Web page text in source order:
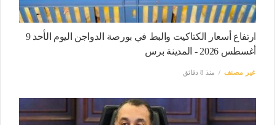
ارتفاع أسعار الكتاكيت والبط في بورصة الدواجن اليوم الأحد 9
أغسطس 2026 - المدينة برس
غير مصنف منذ 8 دقائق